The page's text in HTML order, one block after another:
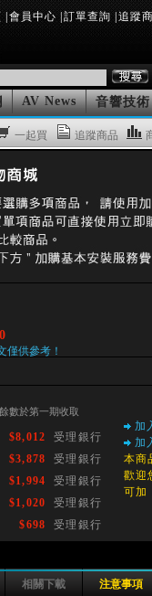
| 會員中心 |訂單查詢 | 追蹤
AV News 音響技術
一起買 追蹤商品
供參考！
數於第一期收取
受理銀行
受理銀行
受理銀行
受理銀行
受理銀行
加
加
本商
歡迎
可加
相關下載 注意事項